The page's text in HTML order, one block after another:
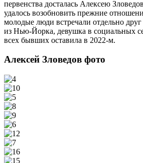
первенства досталась Алексею
удалось возобновить прежние
молодые люди встречали отдельно
из Нью-Йорка, девушка в социальных
всех бывших оставила в 2022-м.
Алексей Зловедов фото